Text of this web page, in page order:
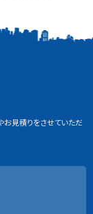
見積りをさせていただ